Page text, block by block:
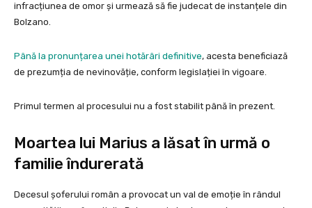
infracțiunea de omor și urmează să fie judecat de instanțele din
Bolzano.
Până la pronunțarea unei hotărâri definitive, acesta beneficiază
de prezumția de nevinovăție, conform legislației în vigoare.
Primul termen al procesului nu a fost stabilit până în prezent.
Moartea lui Marius a lăsat în urmă o
familie îndurerată
Decesul șoferului român a provocat un val de emoție în rândul